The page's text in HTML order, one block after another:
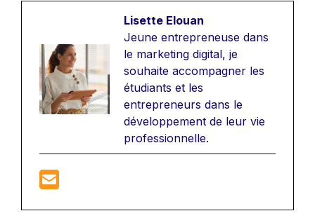
Lisette Elouan
Jeune entrepreneuse dans
le marketing digital, je
souhaite accompagner les
étudiants et les
entrepreneurs dans le
développement de leur vie
professionnelle.